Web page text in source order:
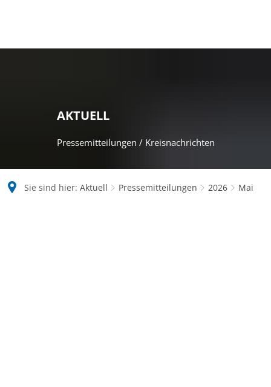
AKTUELL
Pressemitteilungen / Kreisnachrichten
Sie sind hier: Aktuell Pressemitteilungen 2026 Mai